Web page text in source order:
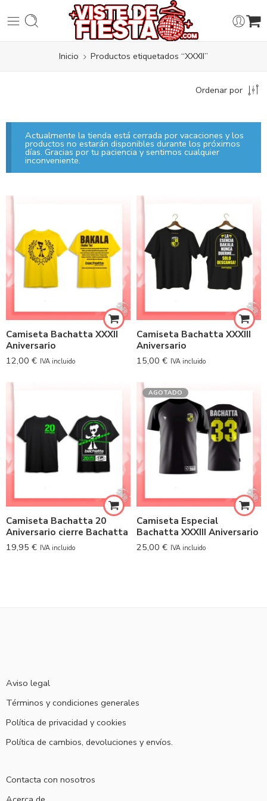
Inicio Productos etiquetados “XXXII”
Ordenar por
Actualmente la tienda está cerrada por vacaciones y los
productos no estarán disponibles durante los próximos
días. Gracias por tu paciencia y sentimos cualquier
inconveniente.
Camiseta Bachatta XXXII
Aniversario
12,00 € IVA incluido
Camiseta Bachatta XXXIII
Aniversario
15,00 € IVA incluido
Camiseta Bachatta 20
Aniversario cierre Bachatta
19,95 € IVA incluido
AGOTADO
Camiseta Especial
Bachatta XXXIII Aniversario
25,00 € IVA incluido
Aviso legal
Términos y condiciones generales
Política de privacidad y cookies
Política de cambios, devoluciones y envíos.
Contacta con nosotros